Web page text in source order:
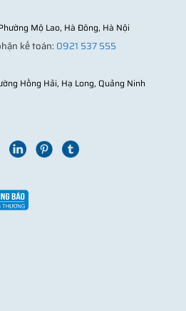
Mộ Lao, Hà Đông, Hà Nội
kế toán: 0921 537 555
Hồng Hải, Hạ Long, Quảng Ninh